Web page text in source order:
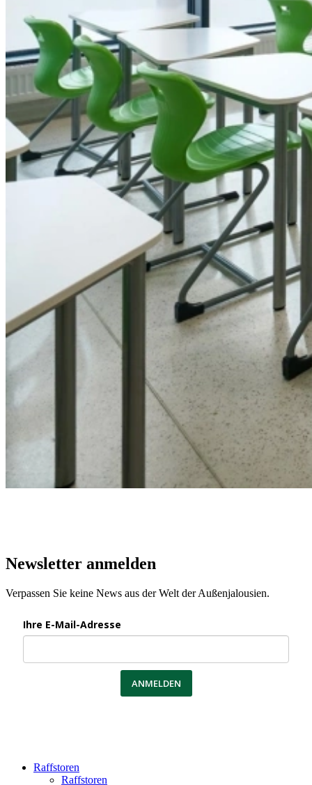
Newsletter anmelden
Verpassen Sie keine News aus der Welt der Außenjalousien.
Ihre E-Mail-Adresse
ANMELDEN
Raffstoren
Raffstoren